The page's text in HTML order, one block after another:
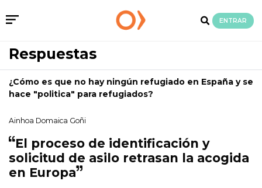
ENTRAR
Respuestas
¿Cómo es que no hay ningún refugiado en España y se
hace "politica" para refugiados?
Ainhoa Domaica Goñi
El proceso de identificación y
solicitud de asilo retrasan la acogida
en Europa